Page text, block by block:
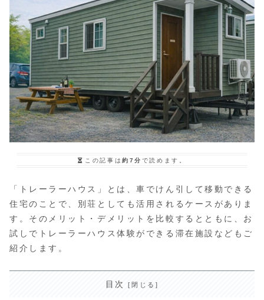
この記事は約7分 で読めます。
「トレーラーハウス」とは、車でけん引して移動できる
住宅のことで、別荘としても活用されるケースがありま
す。そのメリット・デメリットを比較するとともに、お
試しでトレーラーハウス体験ができる滞在施設などもご
紹介します。
目次